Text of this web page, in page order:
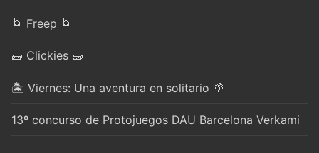
🌀 Freep 🌀
🧱 Clickies 🧱
🏝️ Viernes: Una aventura en solitario 🌴
13º concurso de Protojuegos DAU Barcelona Verkami